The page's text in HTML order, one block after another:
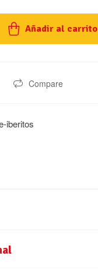
Añadir al carrito
Compare
iberitos